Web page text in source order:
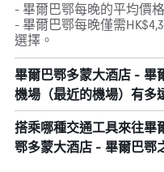
- 畢爾巴鄂每晚的平均價
- 畢爾巴鄂每晚僅需
選擇。
畢爾巴鄂多蒙大酒店 - 畢
機場（最近的機場）有多
搭乘哪種交通工具來往畢
鄂多蒙大酒店 - 畢爾巴鄂